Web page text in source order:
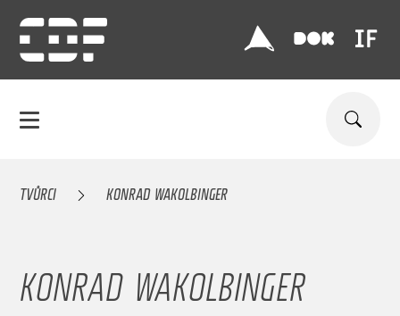
TVŮRCI KONRAD WAKOLBINGER
KONRAD WAKOLBINGER